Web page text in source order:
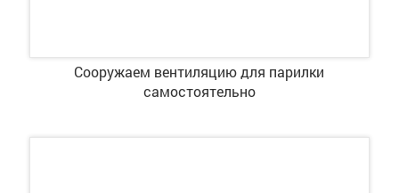
Сооружаем вентиляцию для парилки
самостоятельно